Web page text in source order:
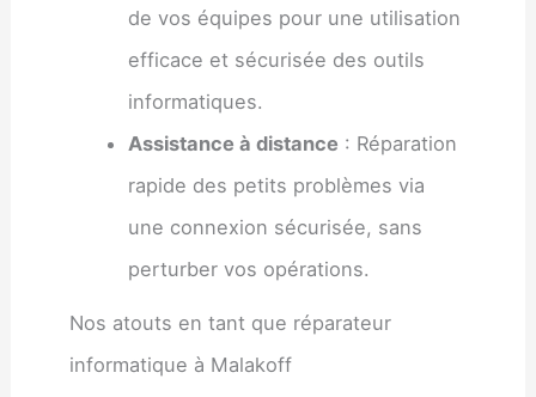
de vos équipes pour une utilisation
efficace et sécurisée des outils
informatiques.
Assistance à distance : Réparation
rapide des petits problèmes via
une connexion sécurisée, sans
perturber vos opérations.
Nos atouts en tant que réparateur
informatique à Malakoff